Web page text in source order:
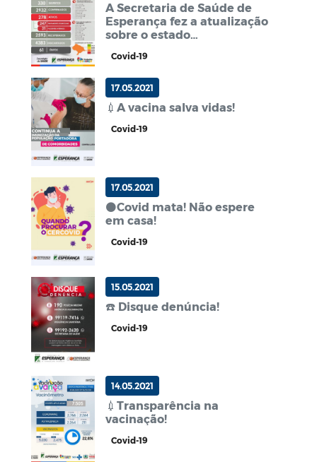
A Secretaria de Saúde de
Esperança fez a atualização
sobre o estado
no Município.📈
Covid-19
17.05.2021
💉A vacina salva vidas!
Covid-19
17.05.2021
⚫Covid mata! Não espere
em casa!
Covid-19
15.05.2021
☎️ Disque denúncia!
Covid-19
14.05.2021
💉Transparência na
vacinação!
Covid-19